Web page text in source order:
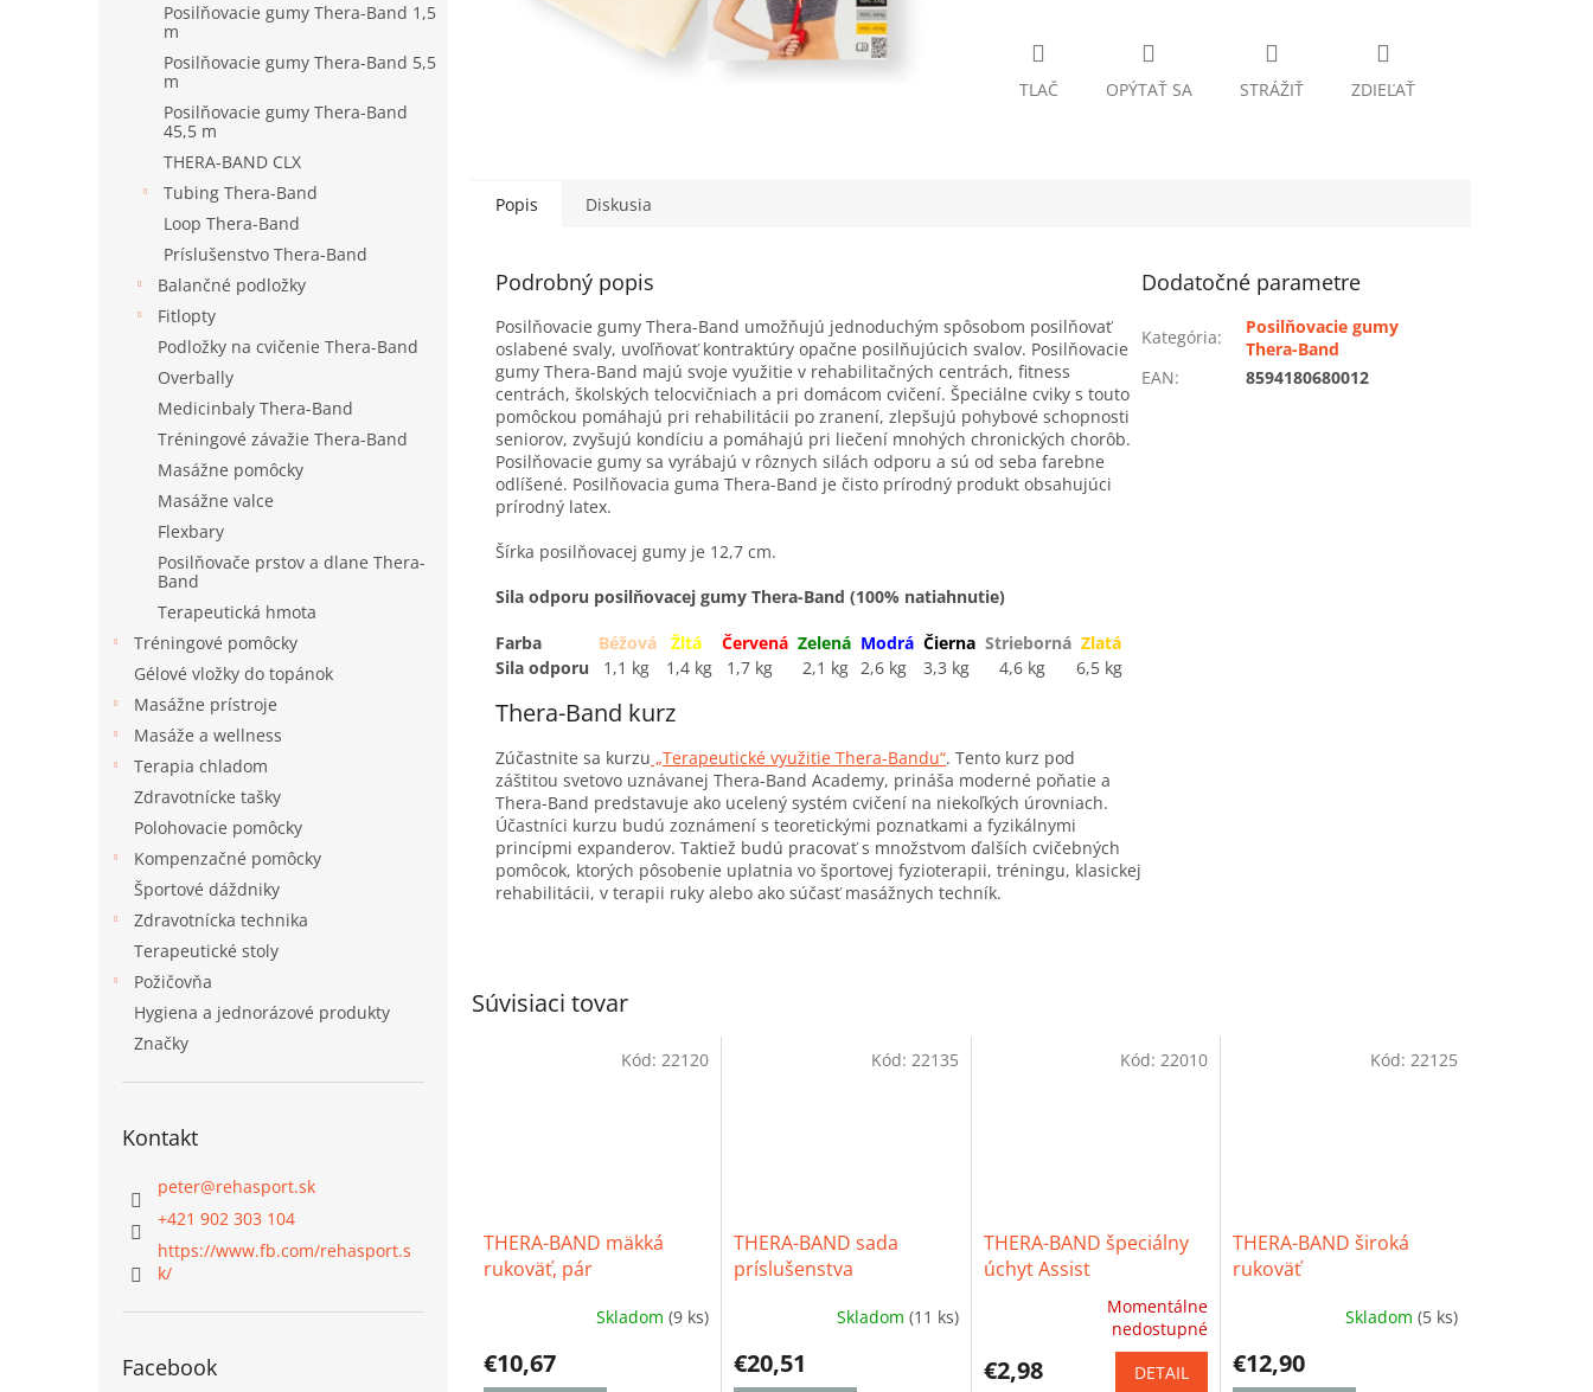
Posilňovacie gumy Thera-Band 1,5
m
Posilňovacie gumy Thera-Band 5,5
m
Posilňovacie gumy Thera-Band
45,5 m
THERA-BAND CLX
Tubing Thera-Band
Loop Thera-Band
Príslušenstvo Thera-Band
Balančné podložky
Fitlopty
Podložky na cvičenie Thera-Band
Overbally
Medicinbaly Thera-Band
Tréningové závažie Thera-Band
Masážne pomôcky
Masážne valce
Flexbary
Posilňovače prstov a dlane Thera-
Band
Terapeutická hmota
Tréningové pomôcky
Gélové vložky do topánok
Masážne prístroje
Masáže a wellness
Terapia chladom
Zdravotnícke tašky
Polohovacie pomôcky
Kompenzačné pomôcky
Športové dáždniky
Zdravotnícka technika
Terapeutické stoly
Požičovňa
Hygiena a jednorázové produkty
Značky
Kontakt
peter@rehasport.sk
+421 902 303 104
https://www.fb.com/rehasport.s
k/
Facebook
TLAČ OPÝTAŤ SA STRÁŽIŤ ZDIEĽAŤ
Súvisiaci tovar
THERA-BAND mäkká
rukoväť, pár
produktu
je
Skladom (9 ks)
€10,67
Kód: 22120
THERA-BAND sada
príslušenstva
produktu
je
Skladom (11 ks)
€20,51
Kód: 22135
THERA-BAND špeciálny
úchyt Assist
produktu
Momentálne
nedostupné
€2,98 DETAIL
Kód:22010
THERA-BAND široká
rukoväť
produktu
je
Skladom(5 ks)
€12,90
Kód: 22125
Popis Diskusia
Podrobný popis
Posilňovacie gumy Thera-Band umožňujú jednoduchým spôsobom posilňovať
oslabené svaly, uvoľňovať kontraktúry opačne posilňujúcich svalov. Posilňovacie
gumy Thera-Band majú svoje využitie v rehabilitačných centrách, fitness
centrách, školských telocvičniach a pri domácom cvičení. Špeciálne cviky s touto
pomôckou pomáhajú pri rehabilitácii po zranení, zlepšujú pohybové schopnosti
seniorov, zvyšujú kondíciu a pomáhajú pri liečení mnohých chronických chorôb.
Posilňovacie gumy sa vyrábajú v rôznych silách odporu a sú od seba farebne
odlíšené. Posilňovacia guma Thera-Band je čisto prírodný produkt obsahujúci
prírodný latex.
Šírka posilňovacej gumy je 12,7 cm.
Sila odporu posilňovacej gumy Thera-Band (100% natiahnutie)
Farba Béžová Žltá Červená Zelená Modrá Čierna Strieborná Zlatá
Sila odporu
1,1 kg 1,4 kg 1,7 kg 2,1 kg 2,6 kg 3,3 kg 4,6 kg 6,5 kg
Thera-Band kurz
Zúčastnite sa kurzu „Terapeutické využitie Thera-Bandu“. Tento kurz pod
záštitou svetovo uznávanej Thera-Band Academy, prináša moderné poňatie a
Thera-Band predstavuje ako ucelený systém cvičení na niekoľkých úrovniach.
Účastníci kurzu budú zoznámení s teoretickými poznatkami a fyzikálnymi
princípmi expanderov. Taktiež budú pracovať s množstvom ďalších cvičebných
pomôcok, ktorých pôsobenie uplatnia vo športovej fyzioterapii, tréningu, klasickej
rehabilitácii, v terapii ruky alebo ako súčasť masážnych techník.
Dodatočné parametre
Kategória:
Posilňovacie gumy
Thera-Band
EAN: 8594180680012